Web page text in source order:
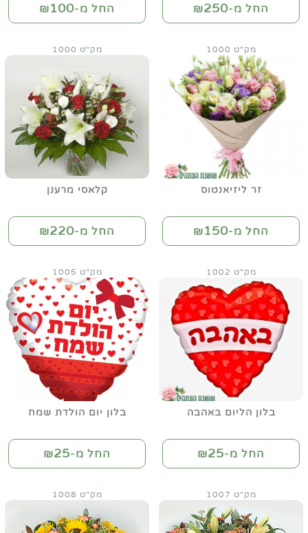
החל מ-₪250 החל מ-₪100
זר ליזיאנטוס
מק"ט 1000
החל מ-₪150
קלאסי מרענן
מק"ט 1000
החל מ-₪220
בלון הליום באהבה
מק"ט 1002
החל מ-₪25
בלון יום הולדת שמח
מק"ט 1005
החל מ-₪25
מק"ט 1007 מק"ט 1008